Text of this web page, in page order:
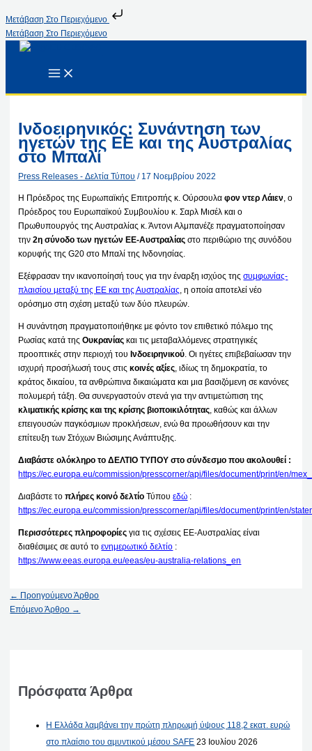
Μετάβαση Στο Περιεχόμενο
Μετάβαση Στο Περιεχόμενο
Ινδοειρηνικός: Συνάντηση των
ηγετών της ΕΕ και της Αυστραλίας
στο Μπαλί
Press Releases - Δελτία Τύπου / 17 Νοεμβρίου 2022
Η Πρόεδρος της Ευρωπαϊκής Επιτροπής κ. Ούρσουλαφον ντερ Λάιεν, ο
Πρόεδρος του Ευρωπαϊκού Συμβουλίου κ. Σαρλ Μισέλ και ο
Πρωθυπουργός της Αυστραλίας κ. Άντονι Αλμπανέζε πραγματοποίησαν
την2η σύνοδο των ηγετών ΕΕ-Αυστραλίαςστο περιθώριο της συνόδου
κορυφής της G20 στο Μπαλί της Ινδονησίας.
Εξέφρασαν την ικανοποίησή τους για την έναρξη ισχύος τηςσυμφωνίας-
πλαισίου μεταξύ της ΕΕ και της Αυστραλίας, η οποία αποτελεί νέο
ορόσημο στη σχέση μεταξύ των δύο πλευρών.
Η συνάντηση πραγματοποιήθηκε με φόντο τον επιθετικό πόλεμο της
Ρωσίας κατά τηςΟυκρανίας και τις μεταβαλλόμενες στρατηγικές
προοπτικές στην περιοχή του Ινδοειρηνικού. Οι ηγέτες επιβεβαίωσαν την
ισχυρή προσήλωσή τους στιςκοινές αξίες, ιδίως τη δημοκρατία, το
κράτος δικαίου, τα ανθρώπινα δικαιώματα και μια βασιζόμενη σε κανόνες
πολυμερή τάξη. Θα συνεργαστούν στενά για την αντιμετώπιση της
κλιματικής κρίσης και της κρίσης βιοποικιλότητας, καθώς και άλλων
επειγουσών παγκόσμιων προκλήσεων, ενώ θα προωθήσουν και την
επίτευξη των Στόχων Βιώσιμης Ανάπτυξης.
Διαβάστε ολόκληρο το ΔΕΛΤΙΟ ΤΥΠΟΥ στο σύνδεσμο που ακολουθεί :
https://ec.europa.eu/commission/presscorner/api/files/document/print/en/
Διαβάστε τοπλήρες κοινό δελτίο Τύπουεδώ :
https://ec.europa.eu/commission/presscorner/api/files/document/print/en/
Περισσότερες πληροφορίες για τις σχέσεις ΕΕ-Αυστραλίας είναι
διαθέσιμες σε αυτό τοενημερωτικό δελτίο :
https://www.eeas.europa.eu/eeas/eu-australia-relations_en
← Προηγούμενο Άρθρο
Επόμενο Άρθρο →
Πρόσφατα Άρθρα
Η Ελλάδα λαμβάνει την πρώτη πληρωμή ύψους 118,2 εκατ. ευρώ
στο πλαίσιο του αμυντικού μέσου SAFE 23 Ιουλίου 2026